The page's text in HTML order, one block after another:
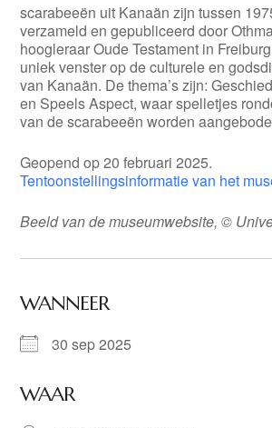
scarabeeën uit Kanaän zijn tussen
verzameld en gepubliceerd door
hoogleraar Oude Testament in
uniek venster op de culturele en
van Kanaän. De thema’s zijn:
en Speels Aspect, waar spelletjes
van de scarabeeën worden
Geopend op 20 februari 2025.
Tentoonstellingsinformatie van het
Beeld van de museumwebsite, ©
WANNEER
30 sep 2025
WAAR